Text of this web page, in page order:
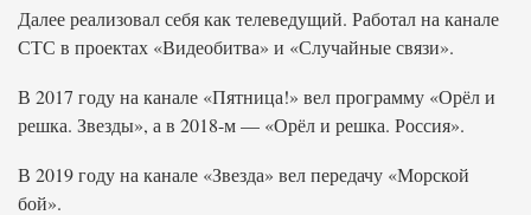
Далее реализовал себя как телеведущий. Работал на канале
СТС в проектах «Видеобитва» и «Случайные связи».
В 2017 году на канале «Пятница!» вел программу «Орёл и
решка. Звезды», а в 2018-м — «Орёл и решка. Россия».
В 2019 году на канале «Звезда» вел передачу «Морской
бой».